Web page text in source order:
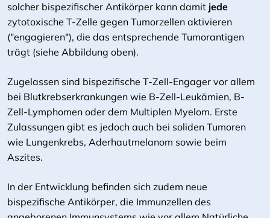
solcher bispezifischer Antikörper kann damit jede
zytotoxische T-Zelle gegen Tumorzellen aktivieren
("engagieren"), die das entsprechende Tumorantigen
trägt (siehe Abbildung oben).
Zugelassen sind bispezifische T-Zell-Engager vor allem
bei Blutkrebserkrankungen wie B-Zell-Leukämien, B-
Zell-Lymphomen oder dem Multiplen Myelom. Erste
Zulassungen gibt es jedoch auch bei soliden Tumoren
wie Lungenkrebs, Aderhautmelanom sowie beim
Aszites.
In der Entwicklung befinden sich zudem neue
bispezifische Antikörper, die Immunzellen des